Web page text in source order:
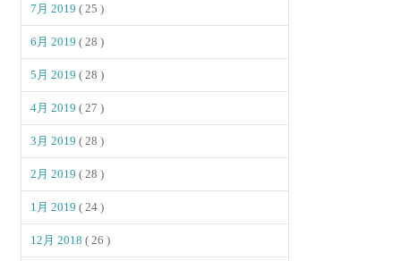
7月 2019( 25 )
6月 2019( 28 )
5月 2019( 28 )
4月 2019( 27 )
3月 2019( 28 )
2月 2019( 28 )
1月 2019( 24 )
12月 2018( 26 )